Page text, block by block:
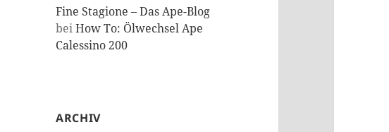
Fine Stagione – Das Ape-Blog
beiHow To: Ölwechsel Ape
Calessino 200
ARCHIV